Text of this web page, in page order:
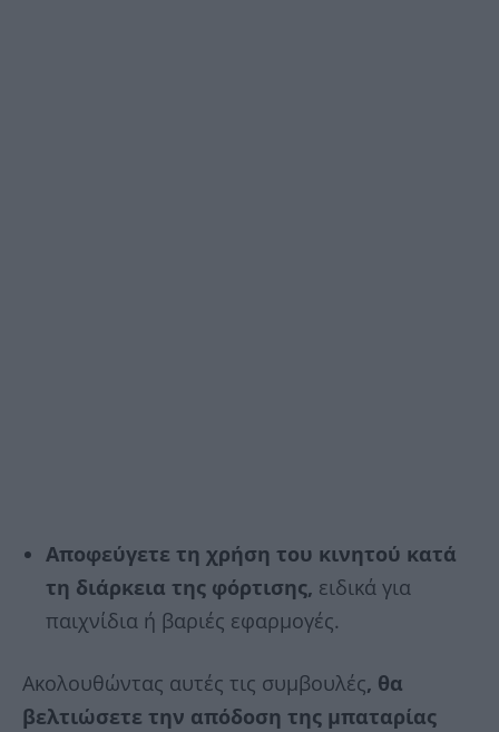
Αποφεύγετε τη χρήση του κινητού κατά
τη διάρκεια της φόρτισης, ειδικά για
παιχνίδια ή βαριές εφαρμογές.
Ακολουθώντας αυτές τις συμβουλές, θα
βελτιώσετε την απόδοση της μπαταρίας